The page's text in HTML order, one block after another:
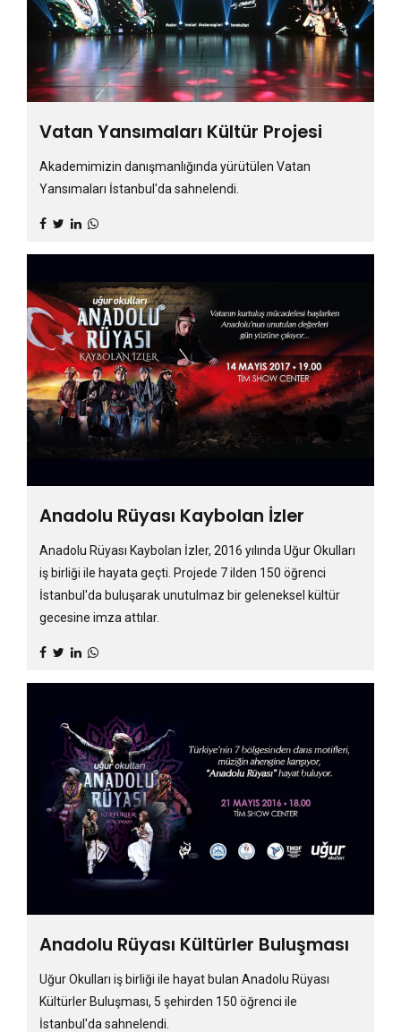
Vatan Yansımaları Kültür Projesi
Akademimizin danışmanlığında yürütülen Vatan
Yansımaları İstanbul'da sahnelendi.
Anadolu Rüyası Kaybolan İzler
Anadolu Rüyası Kaybolan İzler, 2016 yılında Uğur Okulları
iş birliği ile hayata geçti. Projede 7 ilden 150 öğrenci
İstanbul'da buluşarak unutulmaz bir geleneksel kültür
gecesine imza attılar.
Anadolu Rüyası Kültürler Buluşması
Uğur Okulları iş birliği ile hayat bulan Anadolu Rüyası
Kültürler Buluşması, 5 şehirden 150 öğrenci ile
İstanbul'da sahnelendi.